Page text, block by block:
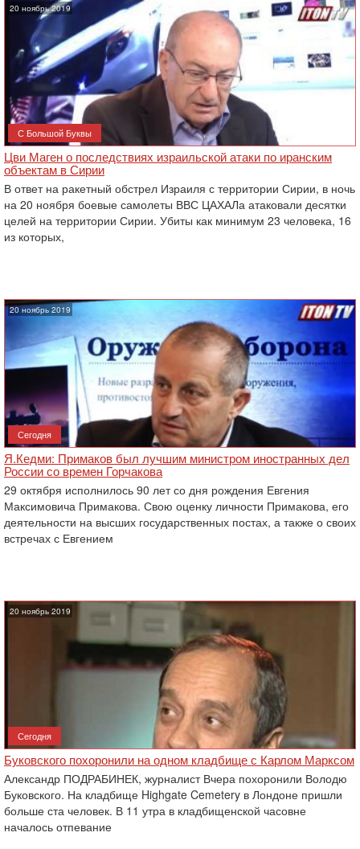
20 ноябрь 2019
С Большой Буквы
Цви Маген о последствиях израильской атаки по иранским
объектам в Сирии
В ответ на ракетный обстрел Израиля с территории Сирии, в ночь
на 20 ноября боевые самолеты ВВС ЦАХАЛа атаковали десятки
целей на территории Сирии. Убиты как минимум 23 человека, 16
из которых,
20 ноябрь 2019
Сегодня
Я.Кедми: Примаков был лучшим министром иностранных дел
России со времен Горчакова
29 октября исполнилось 90 лет со дня рождения Евгения
Максимовича Примакова. Свою оценку личности Примакова, его
деятельности на высших государственных постах, а также о своих
встречах с Евгением
20 ноябрь 2019
Сегодня
Буковского похоронили на одном кладбище с Карлом Марксом
Александр ПОДРАБИНЕК, журналист Вчера похоронили Володю
Буковского. На кладбище Highgate Cemetery в Лондоне пришли
больше ста человек. В 11 утра в кладбищенской часовне
началось отпевание